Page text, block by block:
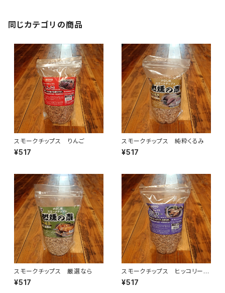
同じカテゴリの商品
スモークチップス りんご
¥517
スモークチップス 純粋くるみ
¥517
スモークチップス 厳選なら
¥517
スモークチップス ヒッコリー
（オニグルミ）
¥517